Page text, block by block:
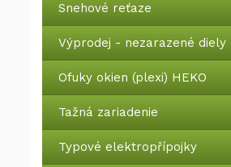
Snehové reťaze
Výprodej - nezarazené diely
Ofuky okien (plexi) HEKO
Tažná zariadenie
Typové elektropřípojky